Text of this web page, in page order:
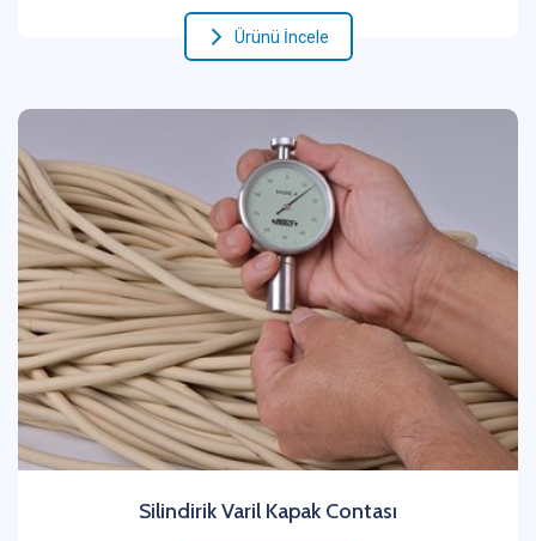
Ürünü İncele
Silindirik Varil Kapak Contası